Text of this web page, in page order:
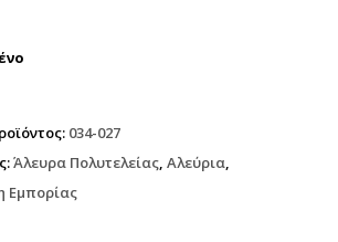
034-027
Άλευρα Πολυτελείας, Αλεύρια,
Εμπορίας